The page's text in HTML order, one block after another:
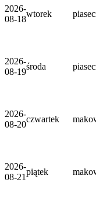
2026-
08-18
wtorek
2026-
08-19
środa
2026-
08-20
czwartek
2026-
08-21
piątek